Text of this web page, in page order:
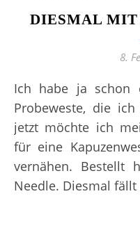
DIESMAL MIT
8.
Ich habe ja schon eine Nuka genäht, meine
Probeweste, die
jetzt möchte ich
für eine
vernähen. Bestellt
Needle. Diesmal